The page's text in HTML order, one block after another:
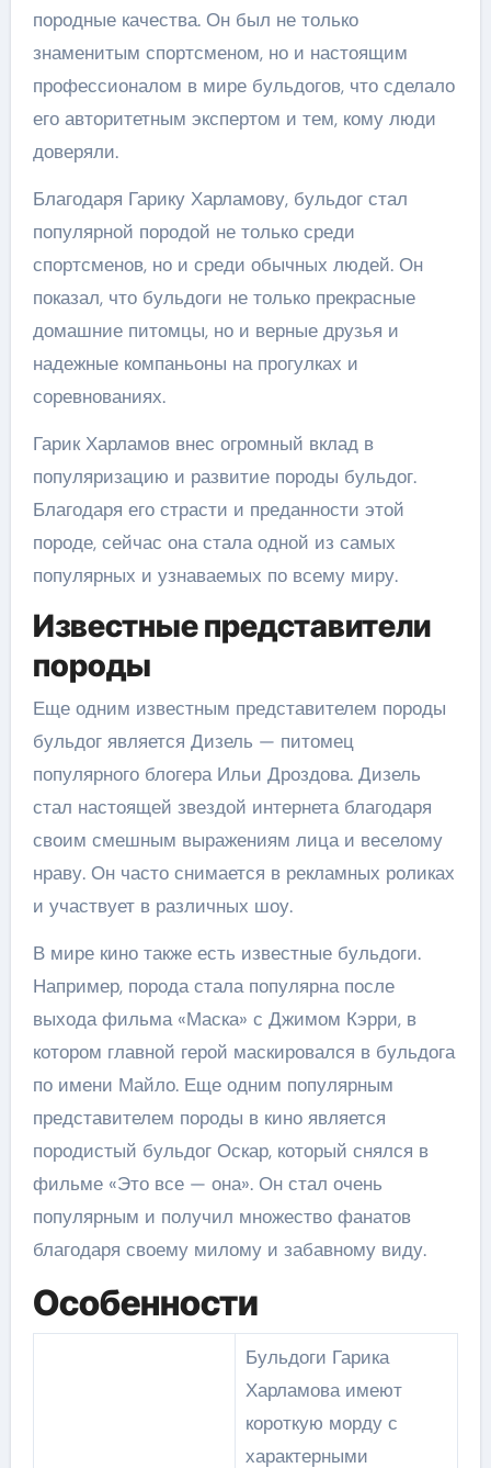
породные качества. Он был не только
знаменитым спортсменом, но и настоящим
профессионалом в мире бульдогов, что сделало
его авторитетным экспертом и тем, кому люди
доверяли.
Благодаря Гарику Харламову, бульдог стал
популярной породой не только среди
спортсменов, но и среди обычных людей. Он
показал, что бульдоги не только прекрасные
домашние питомцы, но и верные друзья и
надежные компаньоны на прогулках и
соревнованиях.
Гарик Харламов внес огромный вклад в
популяризацию и развитие породы бульдог.
Благодаря его страсти и преданности этой
породе, сейчас она стала одной из самых
популярных и узнаваемых по всему миру.
Известные представители
породы
Еще одним известным представителем породы
бульдог является Дизель — питомец
популярного блогера Ильи Дроздова. Дизель
стал настоящей звездой интернета благодаря
своим смешным выражениям лица и веселому
нраву. Он часто снимается в рекламных роликах
и участвует в различных шоу.
В мире кино также есть известные бульдоги.
Например, порода стала популярна после
выхода фильма «Маска» с Джимом Кэрри, в
котором главной герой маскировался в бульдога
по имени Майло. Еще одним популярным
представителем породы в кино является
породистый бульдог Оскар, который снялся в
фильме «Это все — она». Он стал очень
популярным и получил множество фанатов
благодаря своему милому и забавному виду.
Особенности
Бульдоги Гарика
Харламова имеют
короткую морду с
характерными